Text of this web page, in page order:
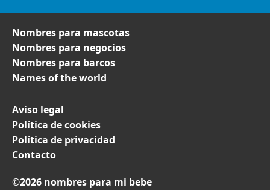
Nombres para mascotas
Nombres para negocios
Nombres para barcos
Names of the world
Aviso legal
Política de cookies
Política de privacidad
Contacto
©2026 nombres para mi bebe